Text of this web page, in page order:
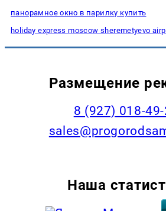
панорамное окно в парилку купить
holiday express moscow sheremetyevo
Размещение
8 (927) 018-
Наша